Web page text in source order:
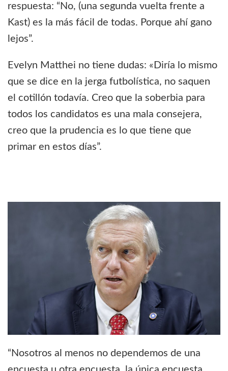
respuesta: “No, (una segunda vuelta frente a
Kast) es la más fácil de todas. Porque ahí gano
lejos”.
Evelyn Matthei no tiene dudas: «Diría lo mismo
que se dice en la jerga futbolística, no saquen
el cotillón todavía. Creo que la soberbia para
todos los candidatos es una mala consejera,
creo que la prudencia es lo que tiene que
primar en estos días”.
“Nosotros al menos no dependemos de una